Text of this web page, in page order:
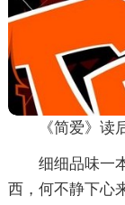
《简爱》读
细细品味一
西，何不静下心